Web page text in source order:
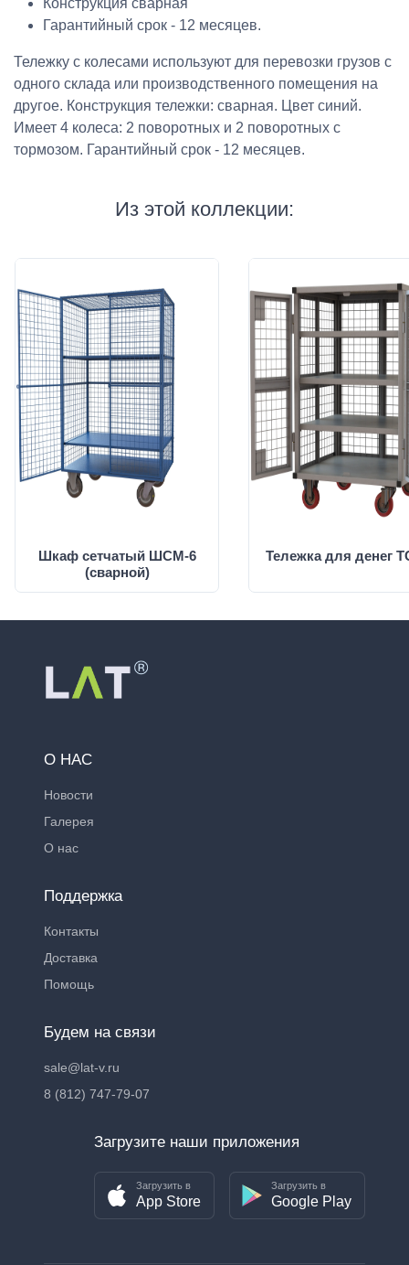
Конструкция сварная
Гарантийный срок - 12 месяцев.
Тележку с колесами используют для перевозки грузов с
одного склада или производственного помещения на
другое. Конструкция тележки: сварная. Цвет синий.
Имеет 4 колеса: 2 поворотных и 2 поворотных с
тормозом. Гарантийный срок - 12 месяцев.
Из этой коллекции:
Шкаф сетчатый ШСМ-6
(сварной)
Тележка для денег
О НАС
Новости
Галерея
О нас
Поддержка
Контакты
Доставка
Помощь
Будем на связи
sale@lat-v.ru
8 (812) 747-79-07
Загрузите наши приложения
Загрузить в
App Store
Загрузить в
Google Play